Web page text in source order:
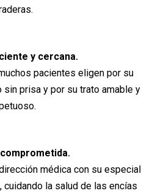
y cercana.
pacientes eligen por su
prisa y por su trato amable y
médica con su especial
la salud de las encías